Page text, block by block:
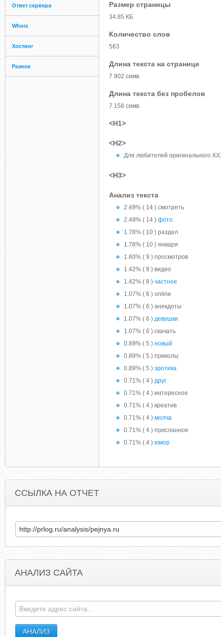
Ответ сервера
Whois
Хостинг
Разное
Размер страницы
34.85 КБ
Количество слов
563
Длина текста на странице
7 902 симв.
Длина текста без пробелов
7 158 симв.
<H1>
<H2>
Для любителей оригинального
<H3>
Анализ текста
2.49% ( 14 ) смотреть
2.49% ( 14 ) фото
1.78% ( 10 ) раздел
1.78% ( 10 ) января
1.60% ( 9 ) просмотров
1.42% ( 8 ) видео
1.42% ( 8 ) частное
1.07% ( 6 ) online
1.07% ( 6 ) анекдоты
1.07% ( 6 ) девушки
1.07% ( 6 ) скачать
0.89% ( 5 ) новый
0.89% ( 5 ) приколы
0.89% ( 5 ) эротика
0.71% ( 4 ) друг
0.71% ( 4 ) интересное
0.71% ( 4 ) креатив
0.71% ( 4 ) молча
0.71% ( 4 ) присланное
0.71% ( 4 ) юмор
ССЫЛКА НА ОТЧЕТ
АНАЛИЗ САЙТА